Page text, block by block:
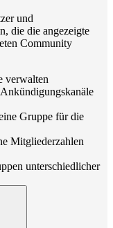
und
die die angezeigte
Community
verwalten
Gruppe für die
Mitgliederzahlen
unterschiedlicher